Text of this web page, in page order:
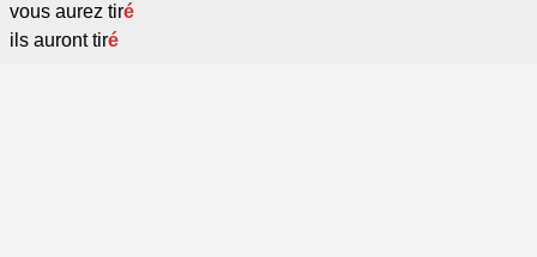
vous aurez tiré
ils auront tiré